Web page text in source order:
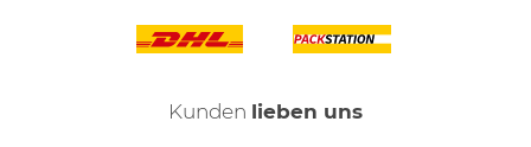
Kunden lieben uns